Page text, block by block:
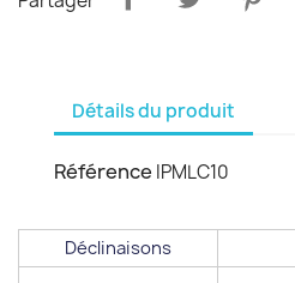
Détails du produit
Référence IPMLC10
Déclinaisons